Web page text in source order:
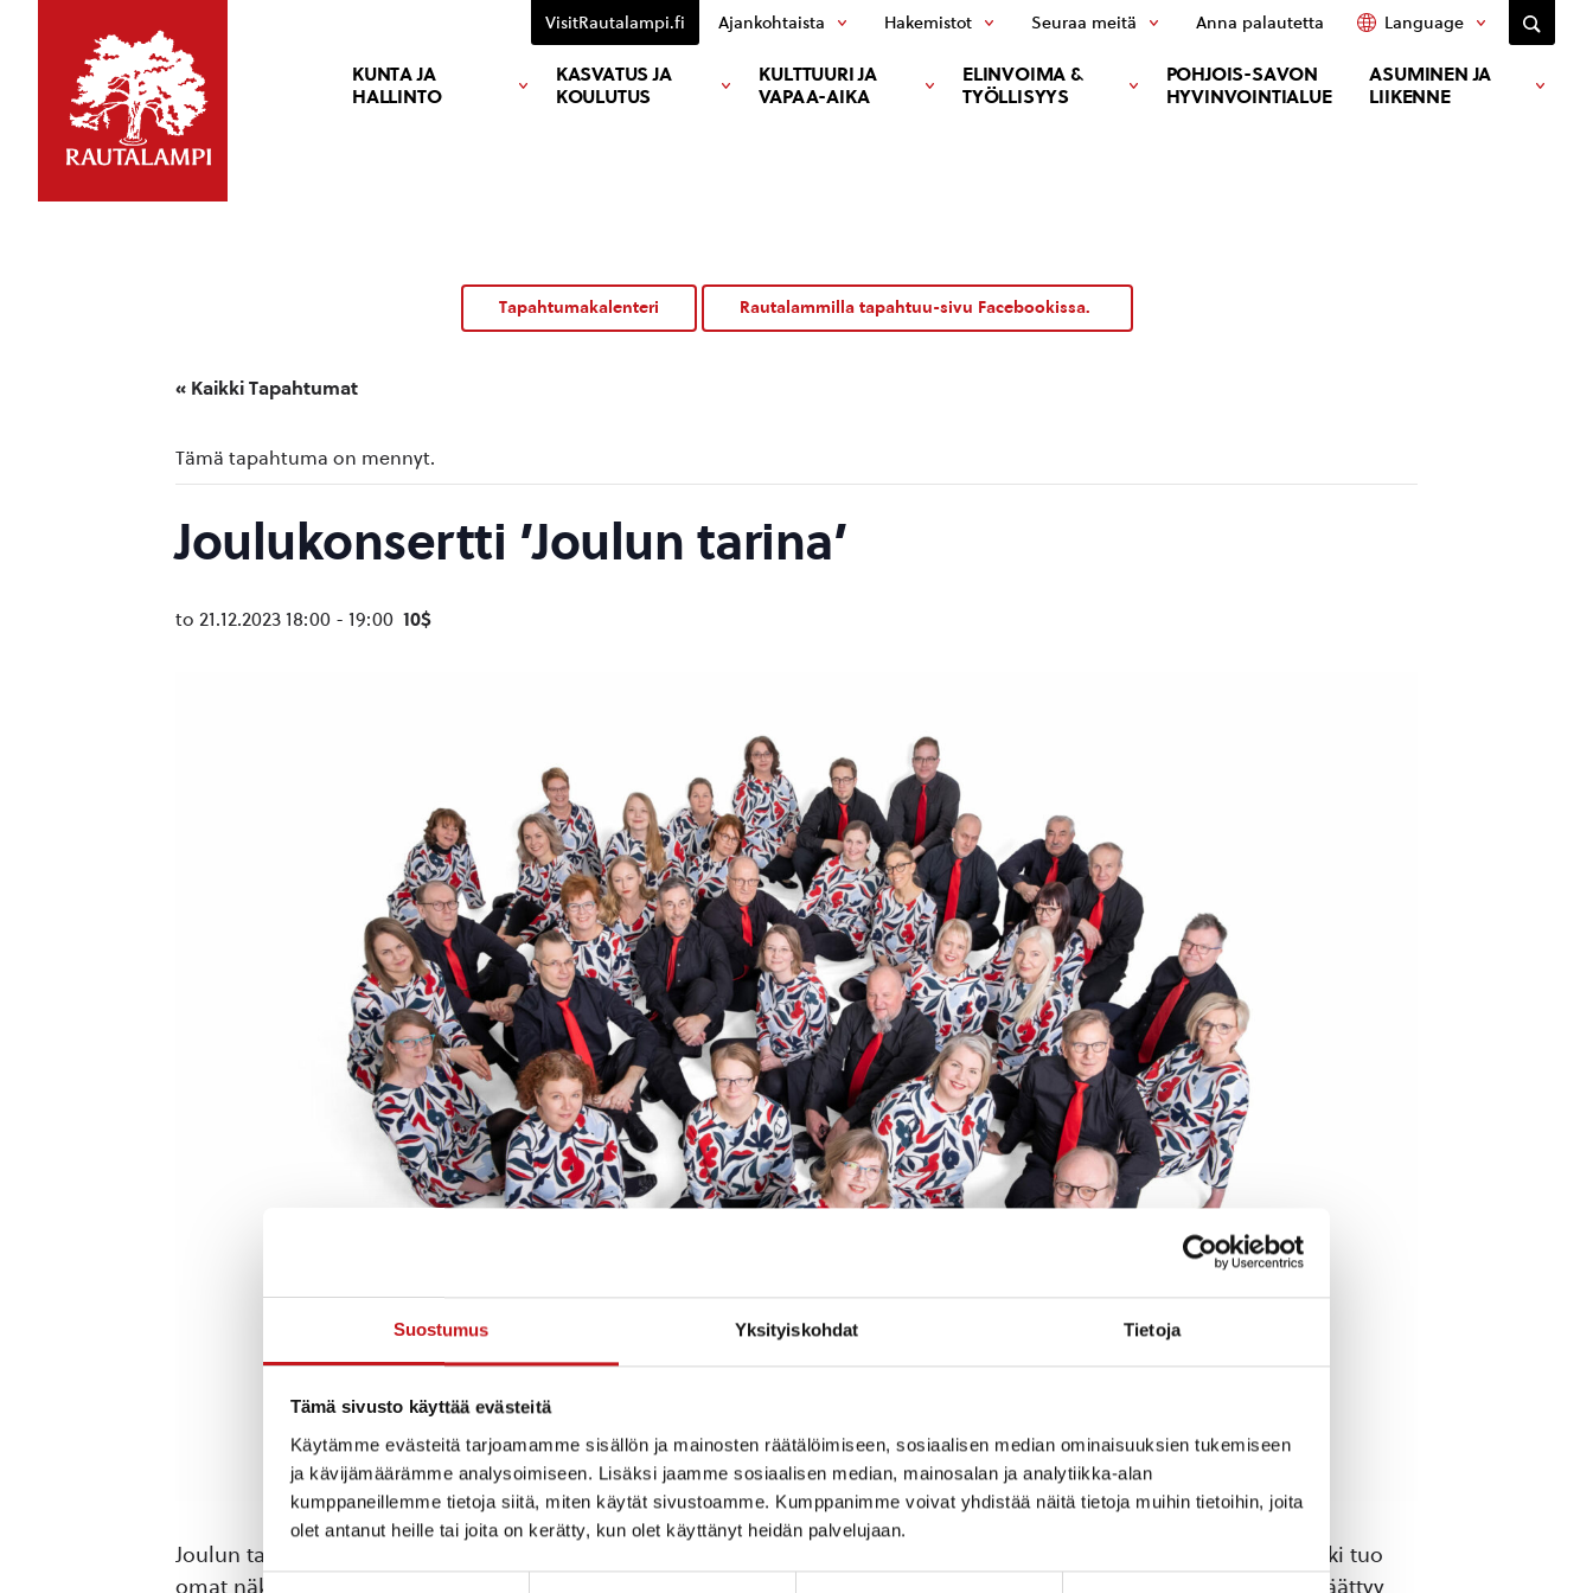
Suostumus Yksityiskohdat Tietoja
Tämä sivusto käyttää evästeitä
Käytämme evästeitä tarjoamamme sisällön ja mainosten räätälöimiseen, sosiaalisen median ominaisuuksien tukemiseen
ja kävijämäärämme analysoimiseen. Lisäksi jaamme sosiaalisen median, mainosalan ja analytiikka-alan
kumppaneillemme tietoja siitä, miten käytät sivustoamme. Kumppanimme voivat yhdistää näitä tietoja muihin tietoihin, joita
olet antanut heille tai joita on kerätty, kun olet käyttänyt heidän palvelujaan.
Suostumuksen
KUNTA JA
HALLINTO
KASVATUS JA
KOULUTUS
KULTTUURI JA
VAPAA-AIKA
ELINVOIMA &
TYÖLLISYYS
POHJOIS-SAVON
HYVINVOINTIALUE
ASUMINEN JA
LIIKENNE
VisitRautalampi.fi Ajankohtaista Hakemistot Seuraa meitä Anna palautetta Language
Tapahtumakalenteri Rautalammilla tapahtuu-sivu Facebookissa.
« Kaikki Tapahtumat
Tämä tapahtuma on mennyt.
Joulukonsertti ’Joulun tarina’
to 21.12.2023 18:00 - 19:00 10$
Joulun tarina -konsertti kuljettaa kuulijat joulun ajan tapahtumien läpi. Eri vuosisatojen ja eri kulttuurien joulumusiikki tuo
omat näkökulmansa ikiaikaisiin kertomuksiin ja suomalaisiin jouluperinteisiin. Joulun tarina alkaa ennustuksista ja päättyy